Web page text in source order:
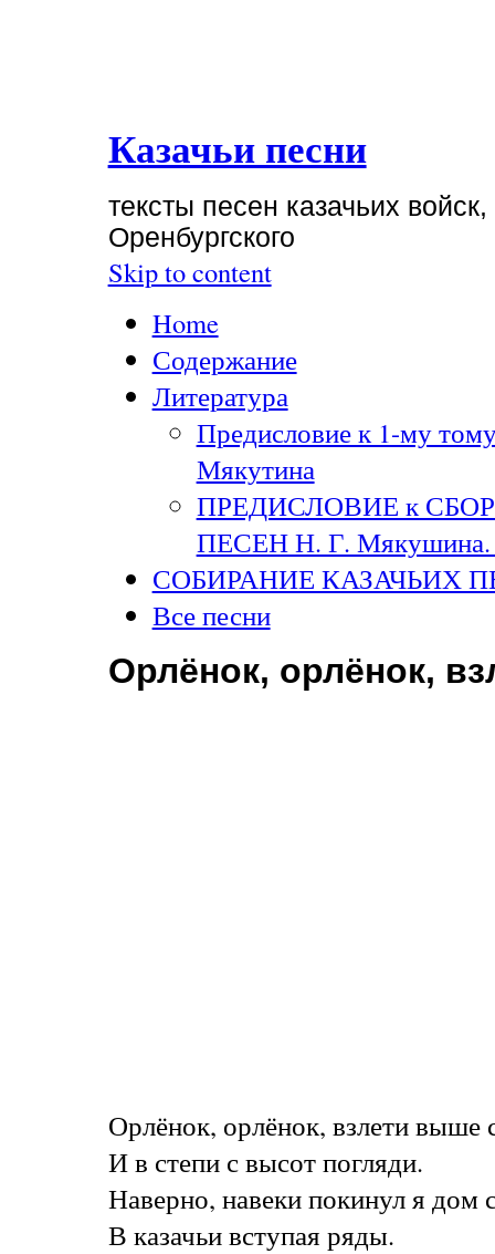
Казачьи песни
тексты песен казачьих
Оренбургского
Skip to content
Home
Содержание
Литература
Предисловие к 1-му
Мякутина
ПРЕДИСЛОВИЕ к
ПЕСЕН Н. Г. Мякушина.
СОБИРАНИЕ КАЗАЧЬИХ
Все песни
Орлёнок, орлёнок,
Орлёнок, орлёнок, взлети выше
И в степи с высот погляди.
Наверно, навеки покинул я дом
В казачьи вступая ряды.